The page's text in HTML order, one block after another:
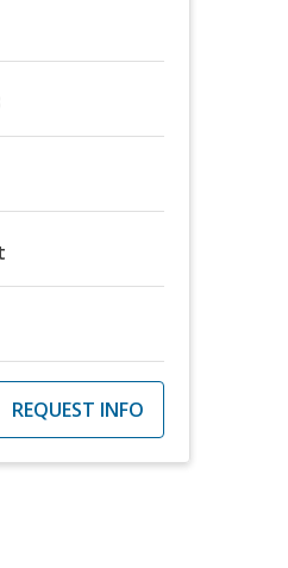
REQUEST INFO